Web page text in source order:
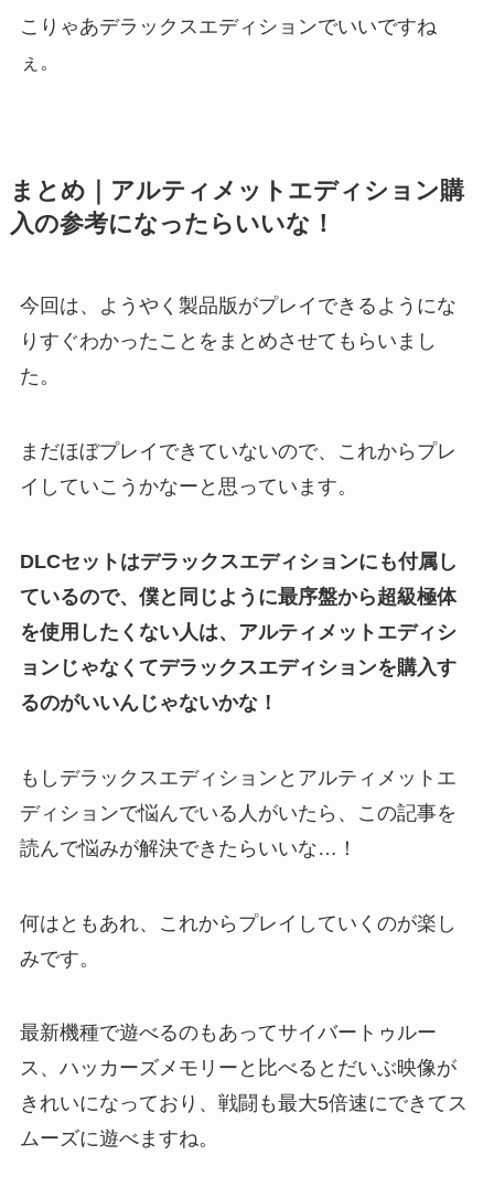
こりゃあデラックスエディションでいいですね
ぇ。
まとめ｜アルティメットエディション購
入の参考になったらいいな！
今回は、ようやく製品版がプレイできるようにな
りすぐわかったことをまとめさせてもらいまし
た。
まだほぼプレイできていないので、これからプレ
イしていこうかなーと思っています。
DLCセットはデラックスエディションにも付属し
ているので、僕と同じように最序盤から超級極体
を使用したくない人は、アルティメットエディシ
ョンじゃなくてデラックスエディションを購入す
るのがいいんじゃないかな！
もしデラックスエディションとアルティメットエ
ディションで悩んでいる人がいたら、この記事を
読んで悩みが解決できたらいいな…！
何はともあれ、これからプレイしていくのが楽し
みです。
最新機種で遊べるのもあってサイバートゥルー
ス、ハッカーズメモリーと比べるとだいぶ映像が
きれいになっており、戦闘も最大5倍速にできてス
ムーズに遊べますね。